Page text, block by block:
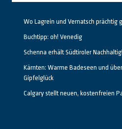
Wo Lagrein und Vernatsch prächtig
Buchtipp: oh! Venedig
Schenna erhält Südtiroler
Kärnten: Warme Badeseen und
Gipfelglück
Calgary stellt neuen, kostenfreien